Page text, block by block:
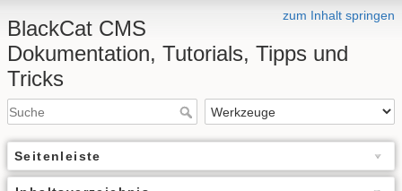
zum Inhalt springen
BlackCat CMS
Dokumentation, Tutorials, Tipps und
Tricks
Seitenleiste